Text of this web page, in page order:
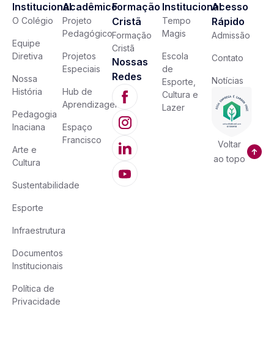
Institucional
O Colégio
Equipe
Diretiva
Nossa
História
Pedagogia
Inaciana
Arte e
Cultura
Sustentabilidade
Esporte
Infraestrutura
Documentos
Institucionais
Política de
Privacidade
Acadêmico
Projeto
Pedagógico
Projetos
Especiais
Hub de
Aprendizagem
Espaço
Francisco
Formação
Cristã
Formação
Cristã
Nossas
Redes
Institucional
Tempo
Magis
Escola
de
Esporte,
Cultura e
Lazer
Acesso
Rápido
Admissão
Contato
Notícias
Voltar
ao topo